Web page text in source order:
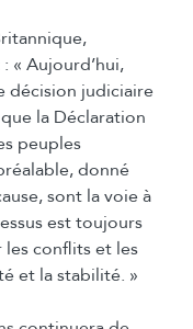
« Aujourd’hui,
décision judiciaire
la Déclaration
peuples
donné
sont la voie à
est toujours
conflits et les
et la stabilité. »